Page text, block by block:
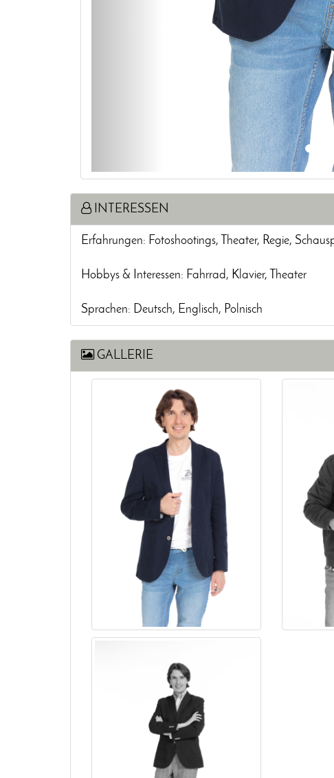
INTERESSEN
Erfahrungen: Fotoshootings, Theater, Regie,
Hobbys & Interessen: Fahrrad, Klavier, Theater
Sprachen: Deutsch, Englisch, Polnisch
GALLERIE